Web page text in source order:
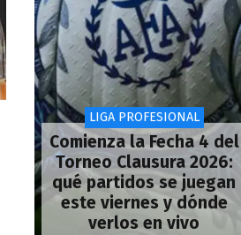
LIGA PROFESIONAL
Comienza la Fecha 4 del
Torneo Clausura 2026:
qué partidos se juegan
este viernes y dónde
verlos en vivo